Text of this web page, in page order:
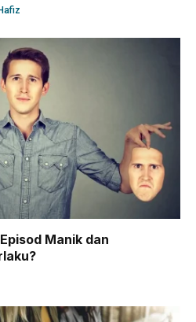
Manik dan